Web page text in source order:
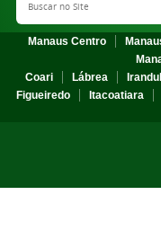
Manaus Centro
Coari
Lábrea
Figueiredo
Itacoatiara